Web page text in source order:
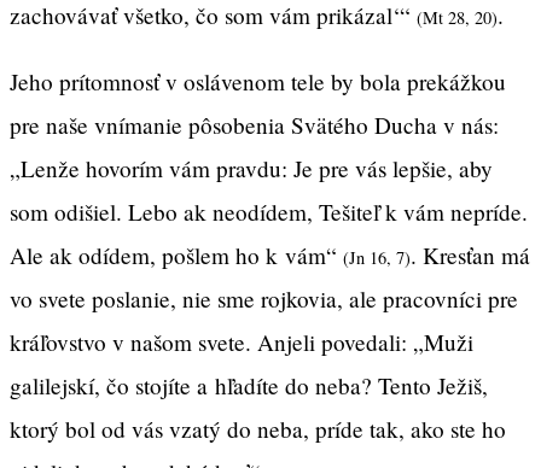
zachovávať všetko, čo som vám prikázal‘“ (Mt 28, 20).
Jeho prítomnosť v oslávenom tele by bola prekážkou
pre naše vnímanie pôsobenia Svätého Ducha v nás:
„Lenže hovorím vám pravdu: Je pre vás lepšie, aby
som odišiel. Lebo ak neodídem, Tešiteľ k vám nepríde.
Ale ak odídem, pošlem ho k vám“ (Jn 16, 7). Kresťan má
vo svete poslanie, nie sme rojkovia, ale pracovníci pre
kráľovstvo v našom svete. Anjeli povedali: „Muži
galilejskí, čo stojíte a hľadíte do neba? Tento Ježiš,
ktorý bol od vás vzatý do neba, príde tak, ako ste ho